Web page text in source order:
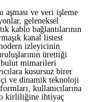
aşması ve veri işleme
geleneksel
kablo bağlantılarının
kanal listesi
izleyicinin
ürettiği
bulut mimarileri
kusursuz birer
ve dinamik teknoloji
kullanıcılarına
kirliliğine ihtiyaç